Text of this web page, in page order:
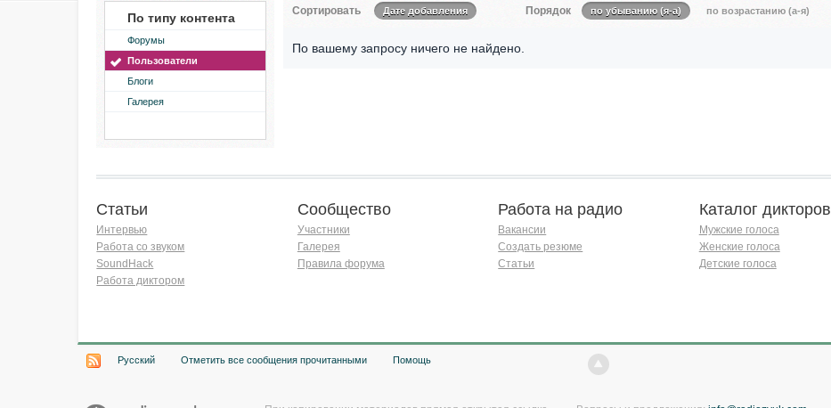
По типу контента
Форумы
Пользователи
Блоги
Галерея
Сортировать Дате добавления Порядок по убыванию (я-а) по возрастанию (а-я)
По вашему запросу ничего не найдено.
Статьи
Интервью
Работа со звуком
SoundHack
Работа диктором
Сообщество
Участники
Галерея
Правила форума
Работа на радио
Вакансии
Создать резюме
Статьи
Каталог дикторов
Мужские голоса
Женские голоса
Детские голоса
Русский Отметить все сообщения прочитанными Помощь